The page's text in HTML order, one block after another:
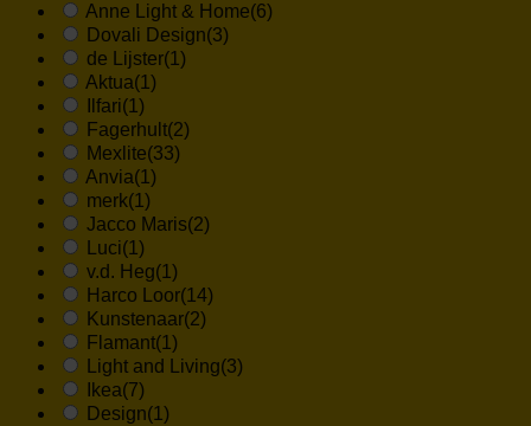
Anne Light & Home(6)
Dovali Design(3)
de Lijster(1)
Aktua(1)
Ilfari(1)
Fagerhult(2)
Mexlite(33)
Anvia(1)
merk(1)
Jacco Maris(2)
Luci(1)
v.d. Heg(1)
Harco Loor(14)
Kunstenaar(2)
Flamant(1)
Light and Living(3)
Ikea(7)
Design(1)